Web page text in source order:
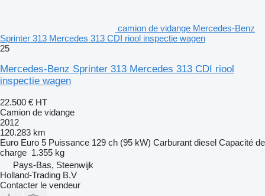
camion de vidange Mercedes-Benz
Sprinter 313 Mercedes 313 CDI riool inspectie wagen
25
Mercedes-Benz Sprinter 313 Mercedes 313 CDI riool
inspectie wagen
22.500 € HT
Camion de vidange
2012
120.283 km
Euro Euro 5 Puissance 129 ch (95 kW) Carburant diesel Capacité de
charge 1.355 kg
Pays-Bas, Steenwijk
Holland-Trading B.V
Contacter le vendeur